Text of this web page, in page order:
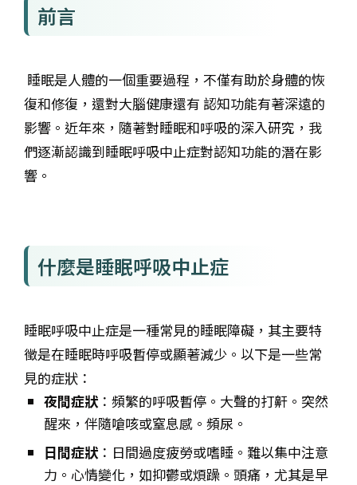
前言
睡眠是人體的一個重要過程，不僅有助於身體的恢
復和修復，還對大腦健康還有 認知功能有著深遠的
影響。近年來，隨著對睡眠和呼吸的深入研究，我
們逐漸認識到睡眠呼吸中止症對認知功能的潛在影
響。
什麼是睡眠呼吸中止症
睡眠呼吸中止症是一種常見的睡眠障礙，其主要特
徵是在睡眠時呼吸暫停或顯著減少。以下是一些常
見的症狀：
夜間症狀 ：頻繁的呼吸暫停。大聲的打鼾。突然
醒來，伴隨嗆咳或窒息感。頻尿。
日間症狀 ：日間過度疲勞或嗜睡。難以集中注意
力。心情變化，如抑鬱或煩躁。頭痛，尤其是早